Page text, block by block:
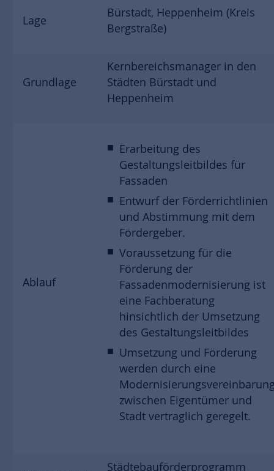
Lage
Bürstadt, Heppenheim (Kreis
Bergstraße)
Grundlage
Kernbereichsmanager in den
Städten Bürstadt und
Heppenheim
Ablauf
Erarbeitung des
Gestaltungsleitbildes für
Fassaden
Entwurf der Förderrichtlinien
und Abstimmung mit dem
Fördergeber.
Voraussetzung für die
Förderung der
Fassadenmodernisierung ist
eine Fachberatung
hinsichtlich der Umsetzung
des Gestaltungsleitbildes
Umsetzung und Förderung
werden durch eine
zwischen Eigentümer und
Stadt vertraglich geregelt.
Städtebauförderprogramm